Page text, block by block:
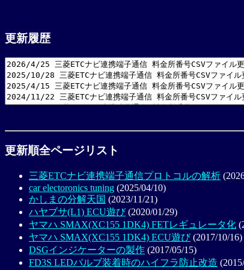
更新履歴
更新順全ページリスト
三菱ETCナビ連携端子通信プロトコルの解析
car electoronics tuning (2025/04/10)
かしまの分解天国 (2023/11/21)
ハヤブサ(L1) ECU遊び(2020/01/29)
ヤマハ SMAX(XC155 1DK4) FETレギュレータ化
ヤマハ SMAX(XC155 1DK4) ECU遊び(2017/10/16)
DSGインジケーターの製作 (2017/05/15)
FD3S LEDバルブ装着時のハイフラ防止改造